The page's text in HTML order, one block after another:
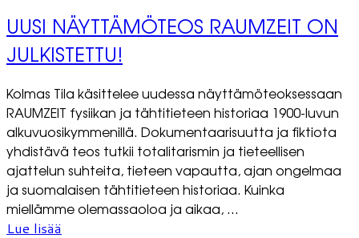
UUSI NÄYTTÄMÖTEOS RAUMZEIT ON
JULKISTETTU!
Kolmas Tila käsittelee uudessa näyttämöteoksessaan
RAUMZEIT fysiikan ja tähtitieteen historiaa 1900-luvun
alkuvuosikymmenillä. Dokumentaarisuutta ja fiktiota
yhdistävä teos tutkii totalitarismin ja tieteellisen
ajattelun suhteita, tieteen vapautta, ajan ongelmaa
ja suomalaisen tähtitieteen historiaa. Kuinka
miellämme olemassaoloa ja aikaa, ...
Lue lisää